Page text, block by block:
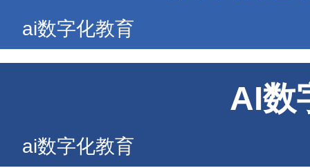
ai数字化教育
AI数
ai数字化教育